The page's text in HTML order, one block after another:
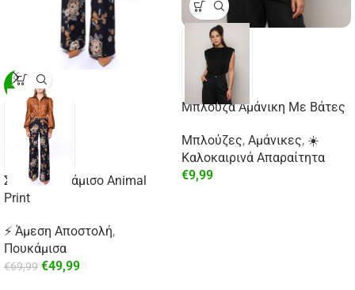
-29%
Σατέν Πουκάμισο Animal
Print
⚡ Άμεση Αποστολή,
Πουκάμισα
€69,99 €49,99
Μπλούζα Αμάνικη Με Βάτες
Μπλούζες, Αμάνικες, ☀️
Καλοκαιρινά Απαραίτητα
€9,99